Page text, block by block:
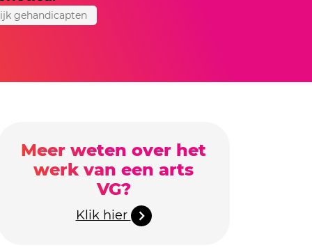
gehandicapten
Meer weten over het
werk van een arts
VG?
Klik hier